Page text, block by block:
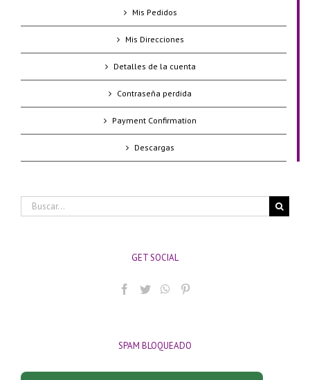
Mis Pedidos
Mis Direcciones
Detalles de la cuenta
Contraseña perdida
Payment Confirmation
Descargas
Buscar:
GET SOCIAL
SPAM BLOQUEADO